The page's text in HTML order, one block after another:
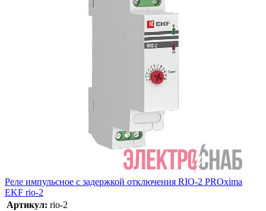
Реле импульсное с задержкой отключения RIO-2 PROxima
EKF rio-2
Артикул: rio-2